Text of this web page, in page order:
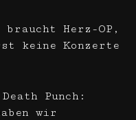
braucht Herz-OP,
keine Konzerte
Punch:
wir